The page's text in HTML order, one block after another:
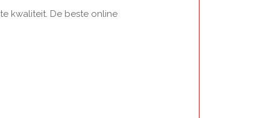
kwaliteit. De beste online